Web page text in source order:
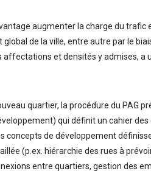
augmenter la charge du trafic
de la ville, entre autre par le
affectations et densités y admises, a
quartier, la procédure du PAG
qui définit un cahier
concepts de développement
(p.ex. hiérarchie des rues à
entre quartiers, gestion des